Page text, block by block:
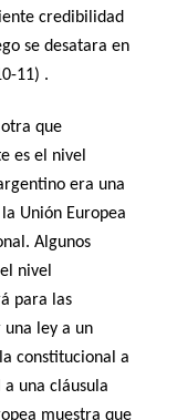
credibilidad
se desatara en
11) .
que
es el nivel
era una
Unión Europea
Algunos
nivel
para las
ley a un
constitucional a
una cláusula
muestra que